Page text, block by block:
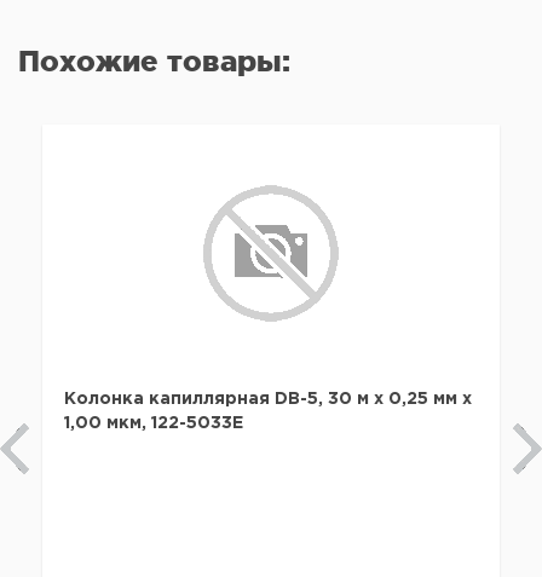
Похожие товары:
Колонка капиллярная DB-5, 30 м x 0,25 мм х
1,00 мкм, 122-5033E